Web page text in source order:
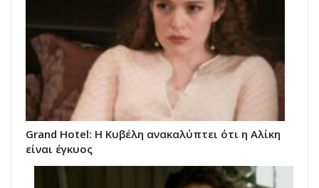
Grand Hotel: Η Κυβέλη ανακαλύπτει ότι η Αλίκη
είναι έγκυος